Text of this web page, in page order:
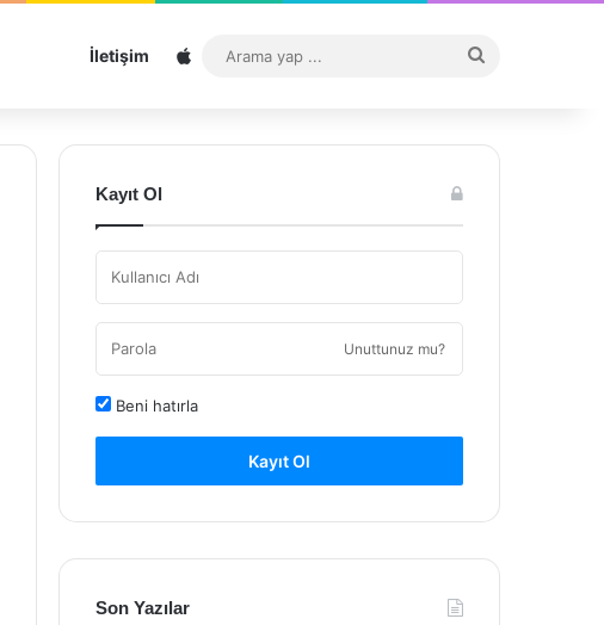
İletişim Sitemap
...
Kayıt Ol
Unuttunuz mu?
Beni hatırla
Kayıt Ol
Son Yazılar